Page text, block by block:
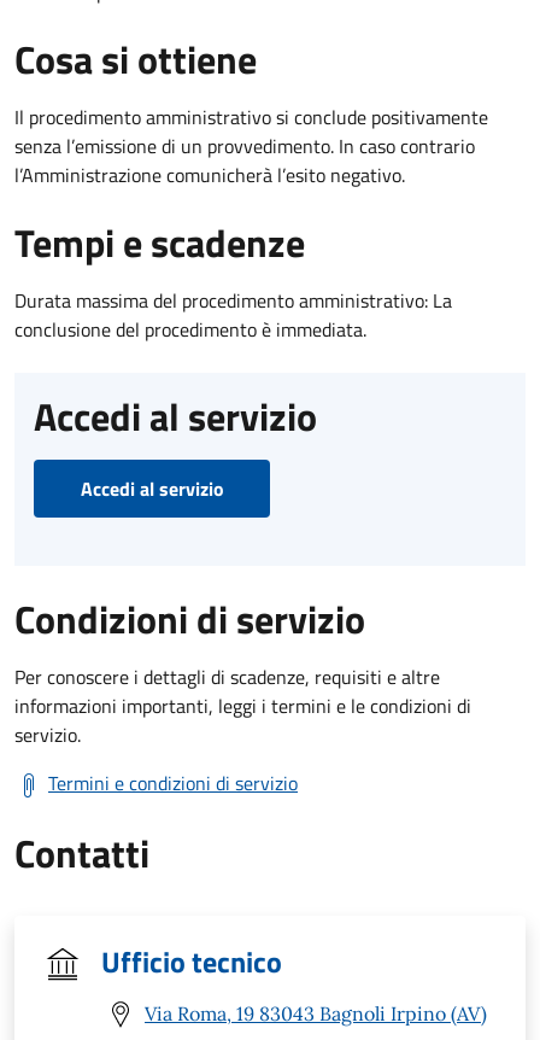
Cosa si ottiene
Il procedimento amministrativo si conclude positivamente
senza l’emissione di un provvedimento. In caso contrario
l’Amministrazione comunicherà l’esito negativo.
Tempi e scadenze
Durata massima del procedimento amministrativo: La
conclusione del procedimento è immediata.
Accedi al servizio
Accedi al servizio
Condizioni di servizio
Per conoscere i dettagli di scadenze, requisiti e altre
informazioni importanti, leggi i termini e le condizioni di
servizio.
Termini e condizioni di servizio
Contatti
Ufficio tecnico
Via Roma, 19 83043 Bagnoli Irpino (AV)